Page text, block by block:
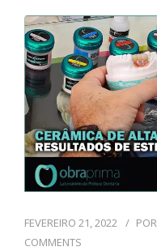
ORDEM DE SERVIÇO
TECNOLOGIAS
CONTATO
BLOG
FEVEREIRO 21, 2022 POR
COMMENTS